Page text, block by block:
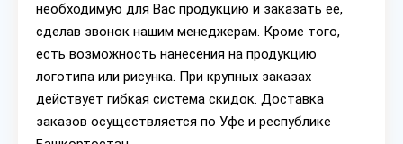
необходимую для Вас продукцию и заказать ее,
сделав звонок нашим менеджерам. Кроме того,
есть возможность нанесения на продукцию
логотипа или рисунка. При крупных заказах
действует гибкая система скидок. Доставка
заказов осуществляется по Уфе и республике